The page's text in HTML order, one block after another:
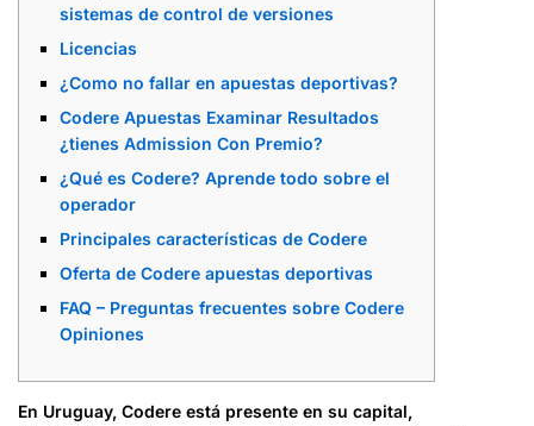
sistemas de control de versiones
Licencias
¿Como no fallar en apuestas deportivas?
Codere Apuestas Examinar Resultados
¿tienes Admission Con Premio?
¿Qué es Codere? Aprende todo sobre el
operador
Principales características de Codere
Oferta de Codere apuestas deportivas
FAQ – Preguntas frecuentes sobre Codere
Opiniones
En Uruguay, Codere está presente en su capital,